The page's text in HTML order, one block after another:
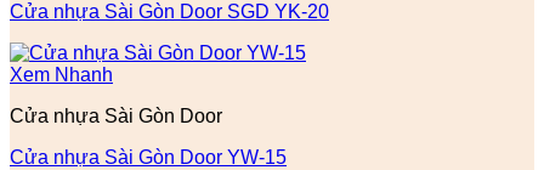
Cửa nhựa Sài Gòn Door SGD YK-20
Xem Nhanh
Cửa nhựa Sài Gòn Door
Cửa nhựa Sài Gòn Door YW-15